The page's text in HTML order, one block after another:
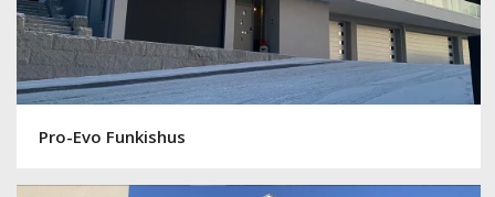
Pro-Evo Funkishus